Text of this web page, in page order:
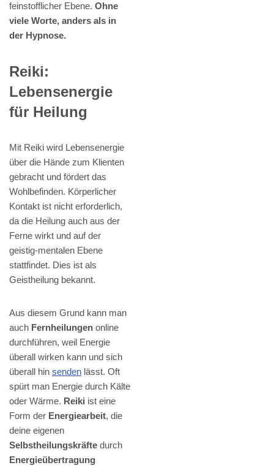
feinstofflicher Ebene. Ohne
viele Worte, anders als in
der Hypnose.
Reiki:
Lebensenergie
für Heilung
Mit Reiki wird Lebensenergie
über die Hände zum Klienten
gebracht und fördert das
Wohlbefinden. Körperlicher
Kontakt ist nicht erforderlich,
da die Heilung auch aus der
Ferne wirkt und auf der
geistig-mentalen Ebene
stattfindet. Dies ist als
Geistheilung bekannt.
Aus diesem Grund kann man
auch Fernheilungen online
durchführen, weil Energie
überall wirken kann und sich
überall hin senden lässt. Oft
spürt man Energie durch Kälte
oder Wärme. Reiki ist eine
Form der Energiearbeit, die
deine eigenen
Selbstheilungskräfte durch
Energieübertragung